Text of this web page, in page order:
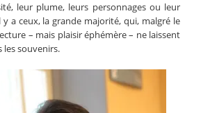
leur plume, leurs personnages ou leur
a ceux, la grande majorité, qui, malgré le
– mais plaisir éphémère – ne laissent
les souvenirs.